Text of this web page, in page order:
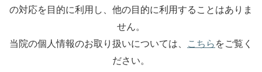
の対応を目的に利用し、他の目的に利用することはありま
せん。
当院の個人情報のお取り扱いについては、
こちら をご覧く
ださい。